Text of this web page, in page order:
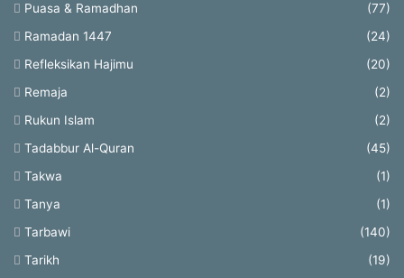
Puasa & Ramadhan
(77)
Ramadan 1447
(24)
Refleksikan Hajimu
(20)
Remaja
(2)
Rukun Islam
(2)
Tadabbur Al-Quran
(45)
Takwa
(1)
Tanya
(1)
Tarbawi
(140)
Tarikh
(19)